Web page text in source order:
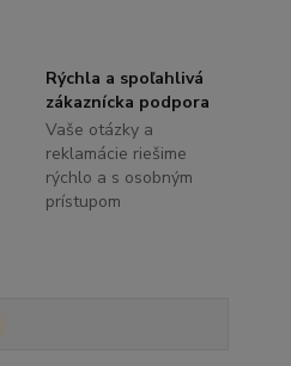
Rýchla a spoľahlivá
zákaznícka podpora
Vaše otázky a
reklamácie riešime
rýchlo a s osobným
prístupom